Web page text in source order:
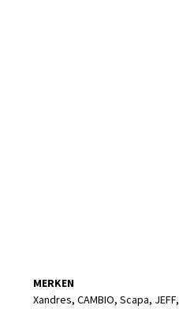
MERKEN
Xandres, CAMBIO, Scapa, JEFF,